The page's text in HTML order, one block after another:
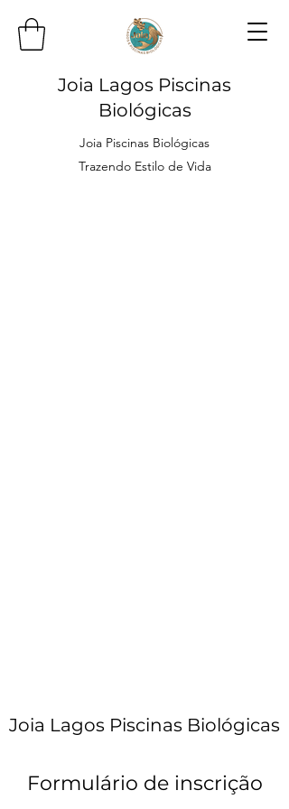
Joia Lagos Piscinas
Biológicas
Joia Piscinas Biológicas
Trazendo Estilo de Vida
Joia Lagos Piscinas Biológicas
Formulário de inscrição